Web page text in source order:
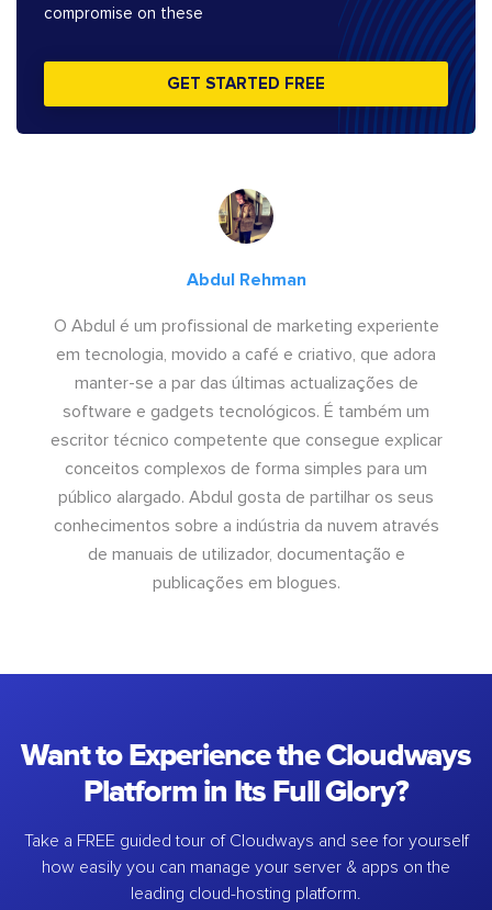
compromise on these
GET STARTED FREE
Abdul Rehman
O Abdul é um profissional de marketing experiente
em tecnologia, movido a café e criativo, que adora
manter-se a par das últimas actualizações de
software e gadgets tecnológicos. É também um
escritor técnico competente que consegue explicar
conceitos complexos de forma simples para um
público alargado. Abdul gosta de partilhar os seus
conhecimentos sobre a indústria da nuvem através
de manuais de utilizador, documentação e
publicações em blogues.
Want to Experience the Cloudways
Platform in Its Full Glory?
Take a FREE guided tour of Cloudways and see for yourself
how easily you can manage your server & apps on the
leading cloud-hosting platform.